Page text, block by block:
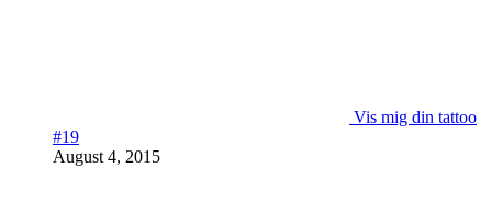
Vis mig din tattoo
#19
August 4, 2015